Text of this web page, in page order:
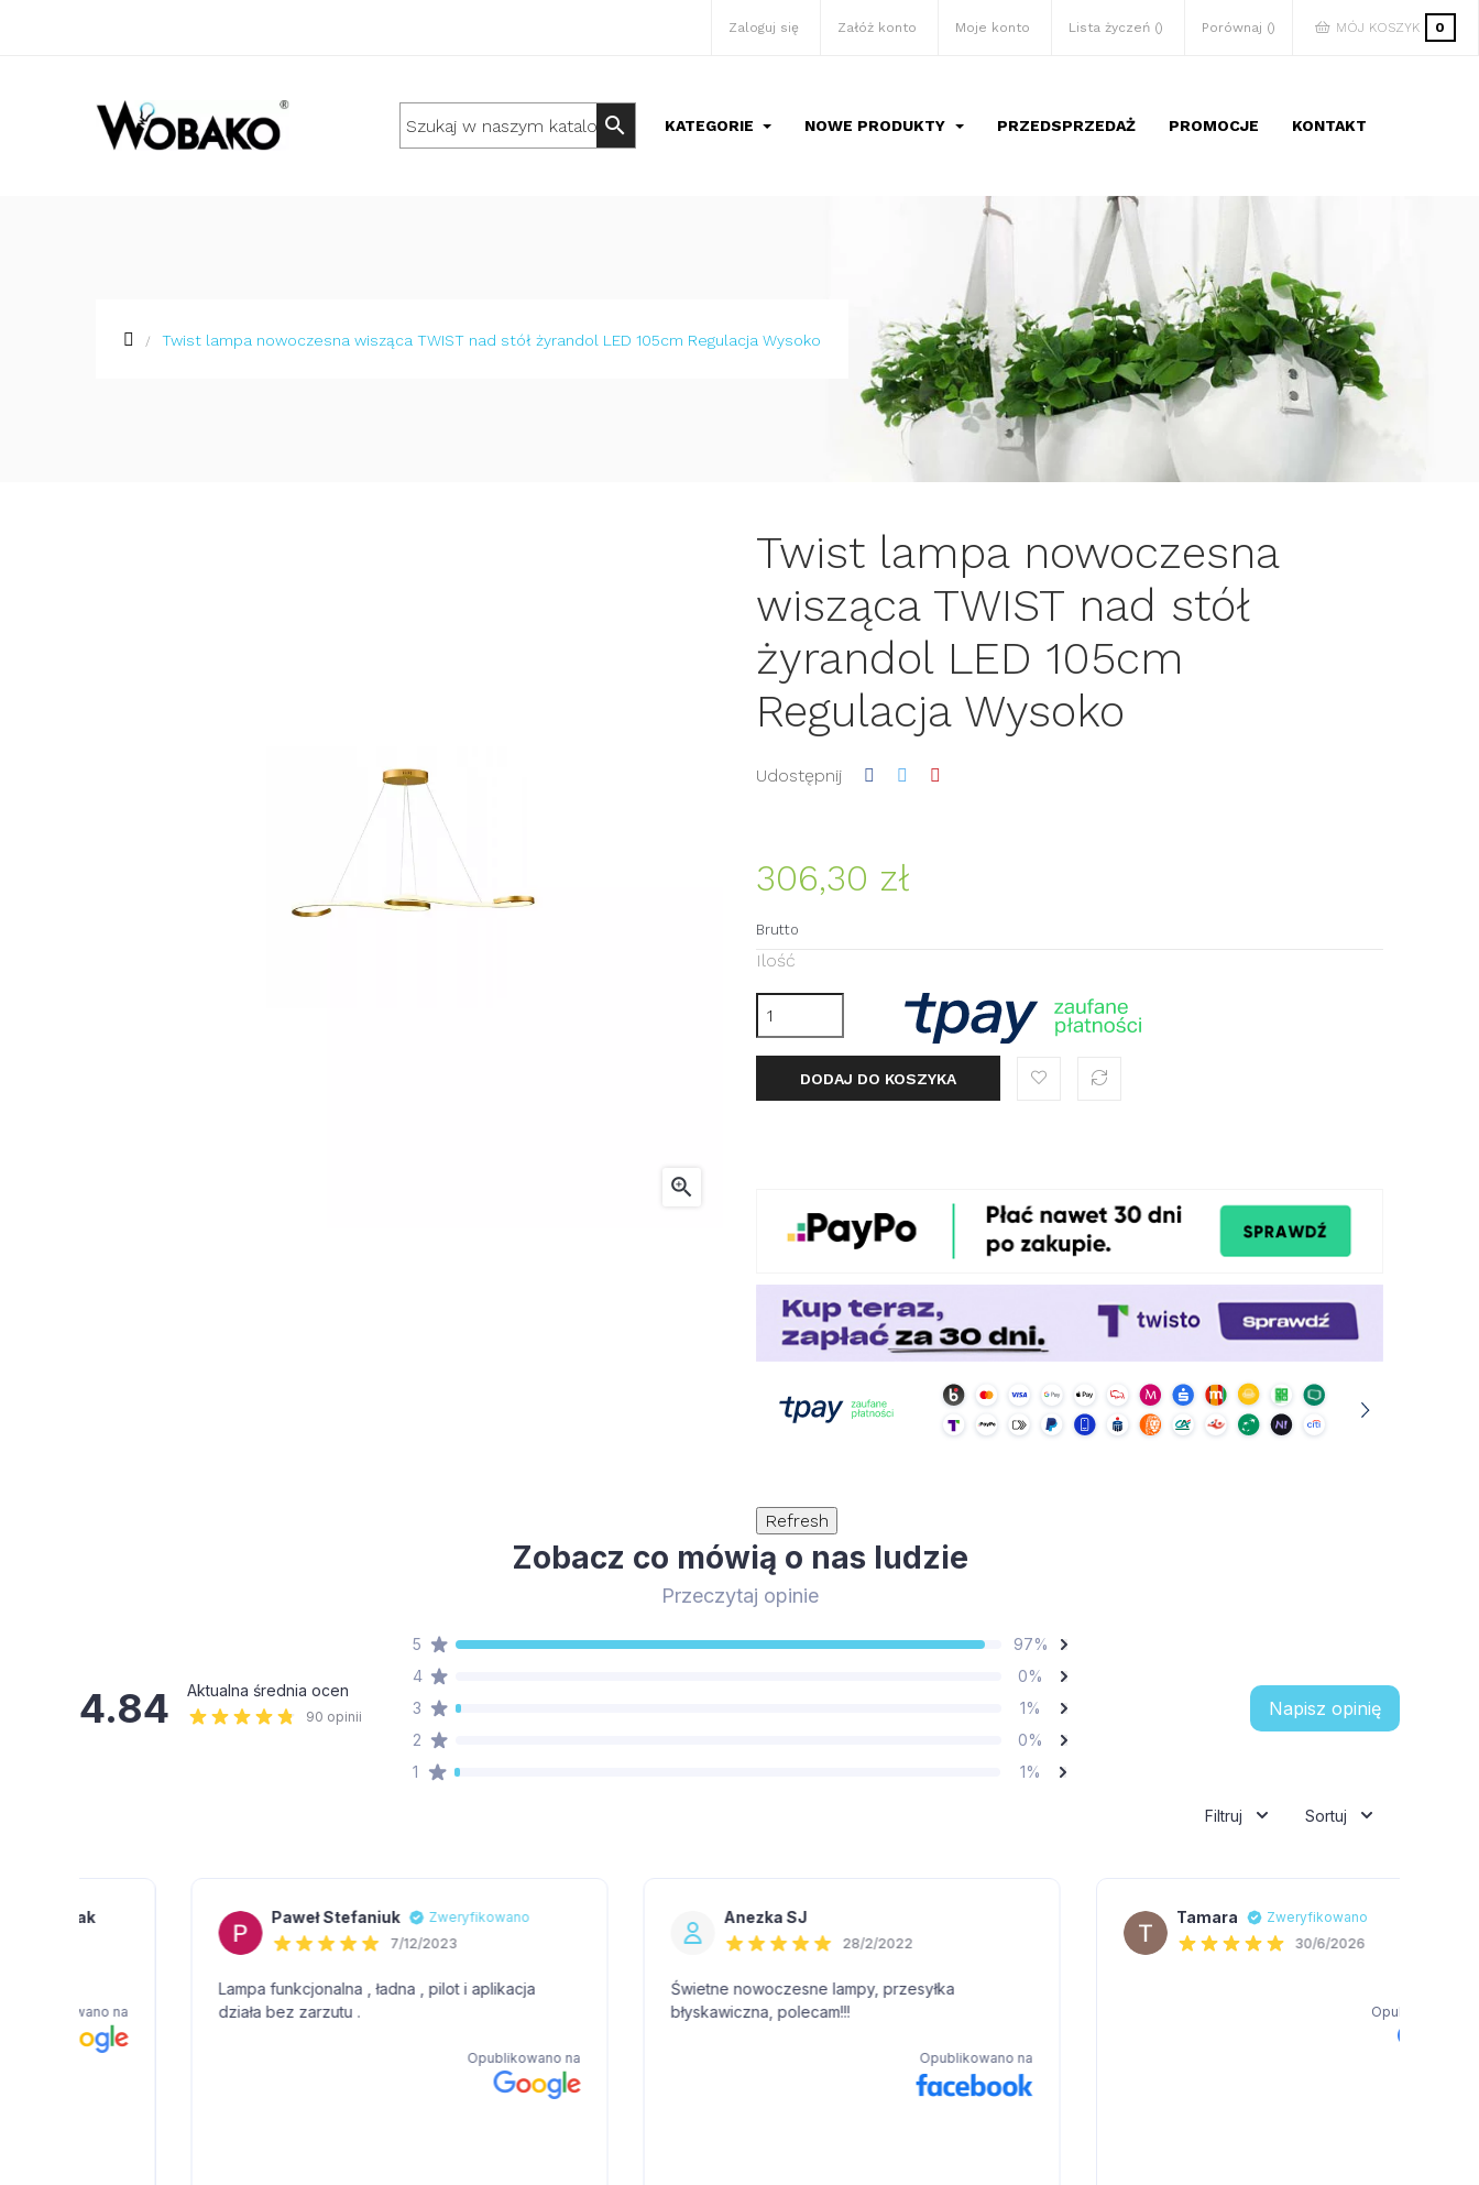
Zaloguj się Załóż konto Moje konto Lista życzeń Porównaj MÓJ KOSZYK 0
search KATEGORIE NOWE PRODUKTY PRZEDSPRZEDAŻ PROMOCJE KONTAKT
Twist lampa nowoczesna wisząca TWIST nad stół żyrandol LED 105cm Regulacja Wysoko

Twist lampa nowoczesna
wisząca TWIST nad stół
żyrandol LED 105cm
Regulacja Wysoko
Udostępnij
306,30 zł
Brutto
Ilość
DODAJ DO KOSZYKA